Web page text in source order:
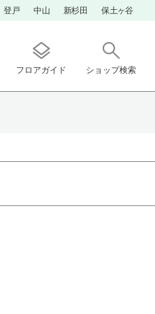
登戸 中山 新杉田 保土ヶ谷
フロアガイド ショップ検索